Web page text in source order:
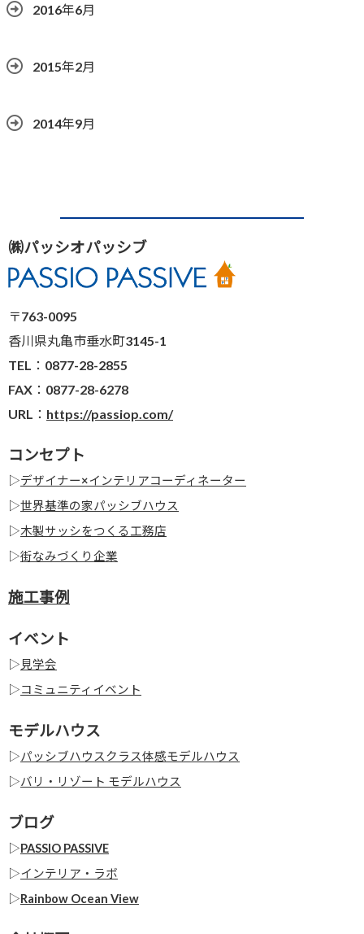
2016年6月
2015年2月
2014年9月
㈱パッシオパッシブ
〒763-0095
香川県丸亀市垂水町3145-1
TEL：0877-28-2855
FAX：0877-28-6278
URL： https://passiop.com/
コンセプト
▷デザイナー×インテリアコーディネーター
▷世界基準の家パッシブハウス
▷木製サッシをつくる工務店
▷街なみづくり企業
施工事例
イベント
▷ 見学会
▷コミュニティイベント
モデルハウス
▷パッシブハウスクラス体感モデルハウス
▷バリ・リゾート モデルハウス
ブログ
▷PASSIO PASSIVE
▷インテリア・ラボ
▷Rainbow Ocean View